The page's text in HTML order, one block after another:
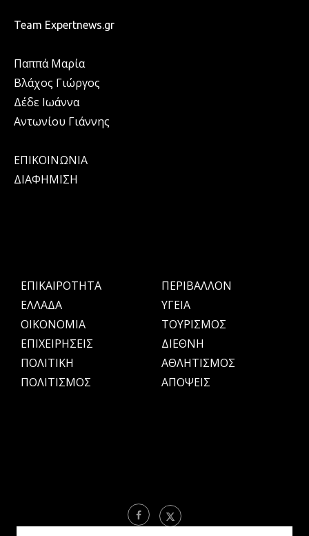
Team Expertnews.gr
Παππά Μαρία
Βλάχος Γιώργος
Δέδε Ιωάννα
Αντωνίου Γιάννης
ΕΠΙΚΟΙΝΩΝΙΑ
ΔΙΑΦΗΜΙΣΗ
ΕΠΙΚΑΙΡΟΤΗΤΑ
ΕΛΛΑΔΑ
OIKONOMIA
ΕΠΙΧΕΙΡΗΣΕΙΣ
ΠΟΛΙΤΙΚΗ
ΠΟΛΙΤΙΣΜΟΣ
ΠΕΡΙΒΑΛΛΟΝ
ΥΓΕΙΑ
ΤΟΥΡΙΣΜΟΣ
ΔΙΕΘΝΗ
ΑΘΛΗΤΙΣΜΟΣ
ΑΠΟΨΕΙΣ